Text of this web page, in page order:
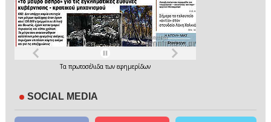
Τα πρωτοσέλιδατων εφημερίδων
SOCIAL MEDIA